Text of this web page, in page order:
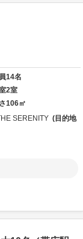
14名
2室
106㎡
SERENITY
目的地